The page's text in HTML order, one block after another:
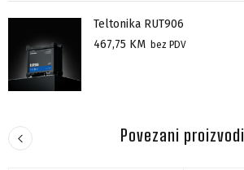
Teltonika RUT906
467,75 KM bez PDV
Povezani proizvodi